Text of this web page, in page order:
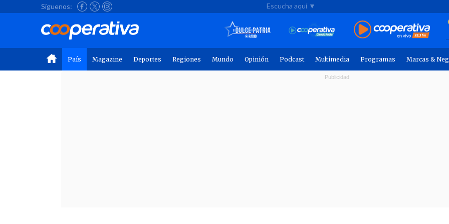
Síguenos: Escucha aquí ▼
País Magazine Deportes Regiones Mundo Opinión Podcast Multimedia Programas Marcas &